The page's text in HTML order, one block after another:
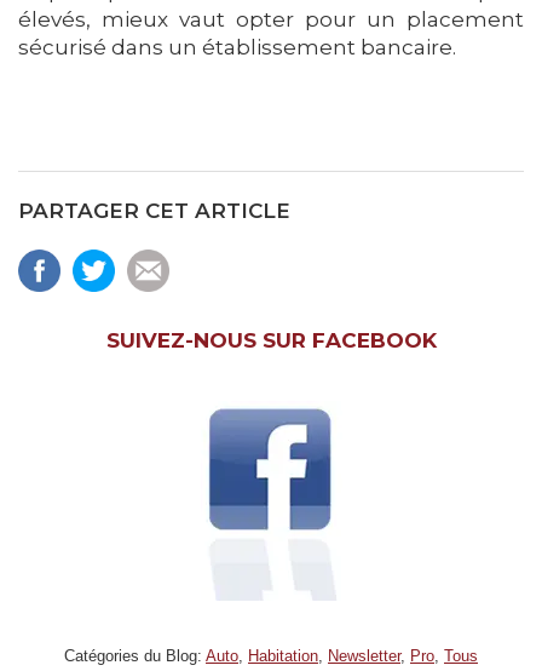
élevés, mieux vaut opter pour un placement
sécurisé dans un établissement bancaire.
PARTAGER CET ARTICLE
SUIVEZ-NOUS SUR FACEBOOK
Catégories du Blog: Auto, Habitation, Newsletter, Pro, Tous